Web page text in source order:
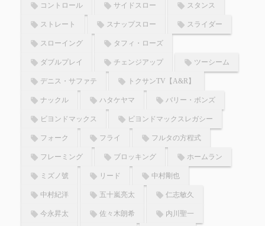
コントロール サイドスロー スタンス
ストレート スナップスロー スライダー
スローイング タフィ・ローズ
ダブルプレイ チェンジアップ ツーシーム
デニス・サファテ トクサンTV【A&R】
ナックル ハタケヤマ バリー・ボンズ
ビヨンドマックス ビヨンドマックスレガシー
フォーク フライ フルタの方程式
フレーミング ブロッキング ホームラン
ミズノ號 リード 中村剛也
中村紀洋 五十嵐亮太 仁志敏久
今永昇太 佐々木朗希 内川聖一